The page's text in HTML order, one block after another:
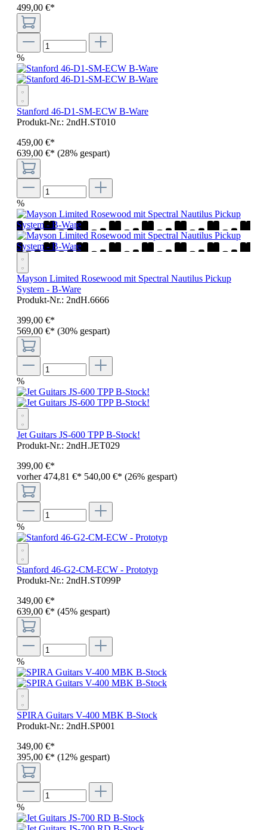
499,00 €*
%
Stanford 46-D1-SM-ECW B-Ware
Produkt-Nr.: 2ndH.ST010
459,00 €*
639,00 €* (28% gespart)
%
Mayson Limited Rosewood mit Spectral Nautilus Pickup
System - B-Ware
Produkt-Nr.: 2ndH.6666
399,00 €*
569,00 €* (30% gespart)
%
Jet Guitars JS-600 TPP B-Stock!
Produkt-Nr.: 2ndH.JET029
399,00 €*
vorher 474,81 €* 540,00 €* (26% gespart)
%
Stanford 46-G2-CM-ECW - Prototyp
Produkt-Nr.: 2ndH.ST099P
349,00 €*
639,00 €* (45% gespart)
%
SPIRA Guitars V-400 MBK B-Stock
Produkt-Nr.: 2ndH.SP001
349,00 €*
395,00 €* (12% gespart)
%